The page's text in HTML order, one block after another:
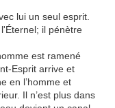
lui un seul esprit.
il pénètre
est ramené
Esprit arrive et
en l’homme et
Il n’est plus dans